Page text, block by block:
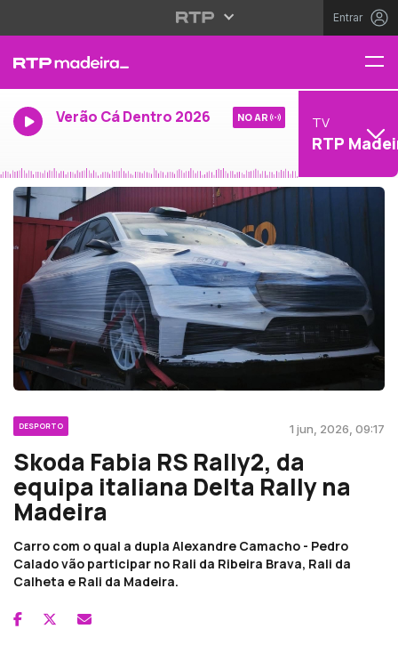
Entrar
Verão Cá Dentro 2026 NO AR TV
RTP
DESPORTO 1 jun, 2026, 09:17
Skoda Fabia RS Rally2, da
equipa italiana Delta Rally na
Madeira
Carro com o qual a dupla Alexandre Camacho - Pedro
Calado vão participar no Rali da Ribeira Brava, Rali da
Calheta e Rali da Madeira.